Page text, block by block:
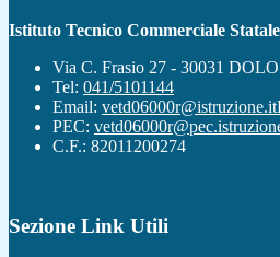
Istituto Tecnico Commerciale
Via C. Frasio 27 - 30031
Tel: 041/5101144
Email: vetd06000r@istruzione.it
PEC:
C.F.: 82011200274
Sezione Link Utili